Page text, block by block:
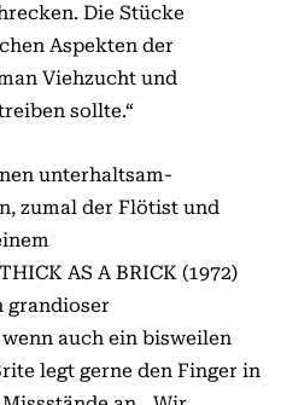
Die Stücke
Aspekten der
Viehzucht und
sollte.“
unterhaltsam-
zumal der Flötist und
AS A BRICK (1972)
grandioser
auch ein bisweilen
legt gerne den Finger in